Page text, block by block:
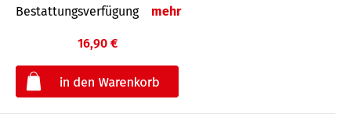
Bestat­tungs­ver­fügung
mehr
16,90 €